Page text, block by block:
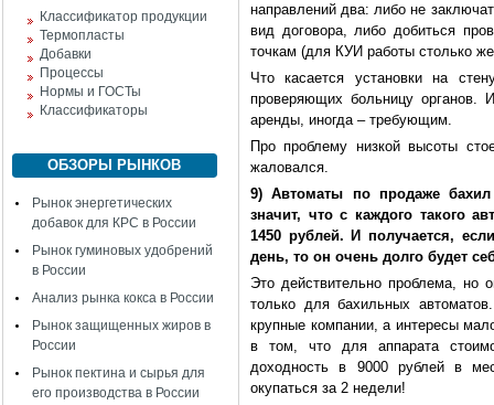
Классификатор продукции
Термопласты
Добавки
Процессы
Нормы и ГОСТы
Классификаторы
ОБЗОРЫ РЫНКОВ
Рынок энергетических
добавок для КРС в России
Рынок гуминовых удобрений
в России
Анализ рынка кокса в России
Рынок защищенных жиров в
России
Рынок пектина и сырья для
его производства в России
направлений два: либо не
вид договора, либо добиться
точкам (для КУИ работы столько
Что касается установки на
проверяющих больницу органов.
аренды, иногда – требующим.
Про проблему низкой высоты
жаловался.
9) Автоматы по продаже
значит, что с каждого такого
1450 рублей. И получается,
день, то он очень долго будет
Это действительно проблема, но
только для бахильных
крупные компании, а интересы
в том, что для аппарата
доходность в 9000 рублей в
окупаться за 2 недели!